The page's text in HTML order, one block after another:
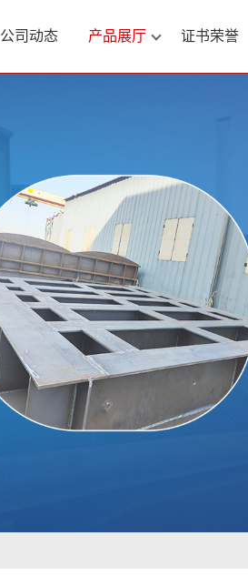
公司动态 产品展厅 证书荣誉